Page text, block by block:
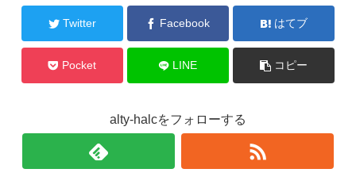
Twitter Facebook はてブ
Pocket LINE コピー
alty-halcをフォローする